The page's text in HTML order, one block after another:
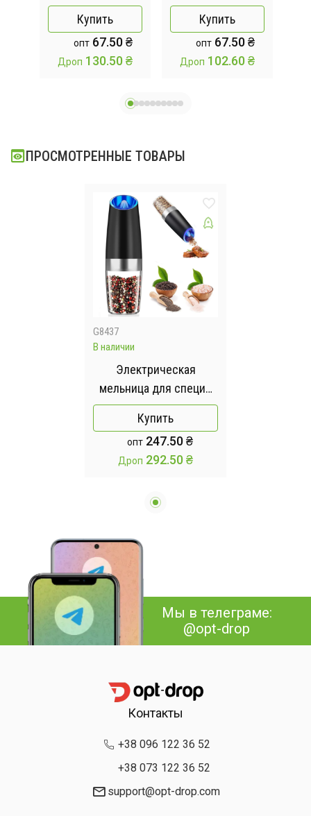
для моющих
средств Sink tide
sey
Купить
опт67.50 ₴
Дроп 130.50 ₴
заворачивания
голубцов и долмы
Купить
опт67.50 ₴
Дроп 102.60 ₴
ПРОСМОТРЕННЫЕ ТОВАРЫ
G8437
В наличии
Электрическая
мельница для специй
(20х6,3 см) Spice bottle
electronic, от батареек
Купить
опт 247.50 ₴
Дроп 292.50 ₴
Мы в телеграме:
@opt-drop
Контакты
+38 096 122 36 52
+38 073 122 36 52
support@opt-drop.com